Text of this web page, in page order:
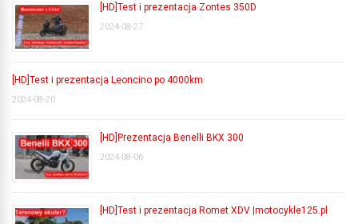
[HD]Test i prezentacja Zontes 350D
2024-08-27
[HD]Test i prezentacja Leoncino po 4000km
2024-08-20
[HD]Prezentacja Benelli BKX 300
2024-08-06
[HD]Test i prezentacja Romet XDV |motocykle125.pl